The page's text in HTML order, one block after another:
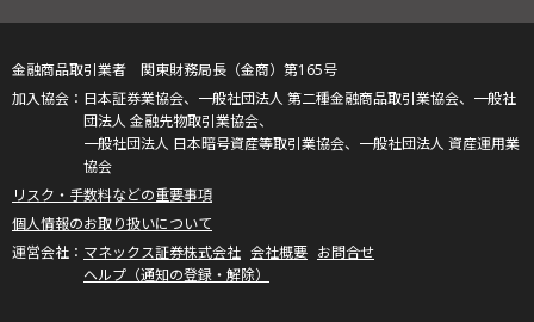
金融商品取引業者 関東財務局長（金商）第165号
日本証券業協会、一般社団法人 第二種金融商品取引業協会、一般社
団法人 金融先物取引業協会、
一般社団法人 日本暗号資産等取引業協会、一般社団法人 資産運用業
協会
リスク・手数料などの重要事項
個人情報のお取り扱いについて
マネックス証券株式会社 会社概要 お問合せ
ヘルプ（通知の登録・解除）